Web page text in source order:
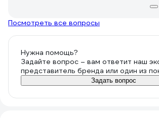
Посмотреть все вопросы
Нужна помощь?
Задайте вопрос – вам ответит наш
представитель бренда или один из
Задать вопрос